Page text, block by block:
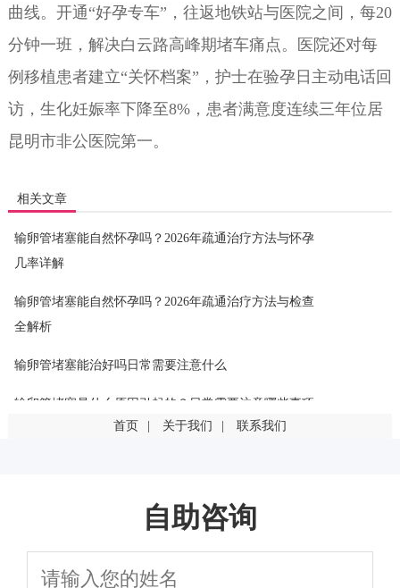
曲线。开通“好孕专车”，往返地铁站与医院之间，每20
分钟一班，解决白云路高峰期堵车痛点。医院还对每
例移植患者建立“关怀档案”，护士在验孕日主动电话回
访，生化妊娠率下降至8%，患者满意度连续三年位居
昆明市非公医院第一。
相关文章
输卵管堵塞能自然怀孕吗？2026年疏通治疗方法与怀孕
几率详解
输卵管堵塞能自然怀孕吗？2026年疏通治疗方法与检查
全解析
输卵管堵塞能治好吗日常需要注意什么
输卵管堵塞是什么原因引起的？日常需要注意哪些事项
首页 关于我们 联系我们
自助咨询